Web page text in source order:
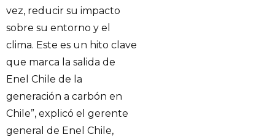
vez, reducir su impacto
sobre su entorno y el
clima. Este es un hito clave
que marca la salida de
Enel Chile de la
generación a carbón en
Chile”, explicó el gerente
general de Enel Chile,